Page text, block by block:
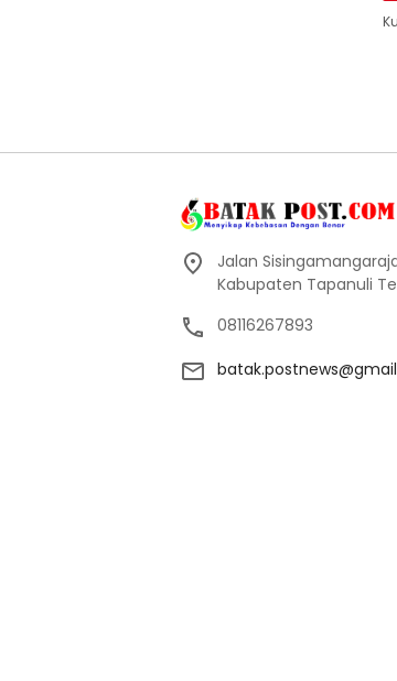
Jalan
Kabupaten Tapanuli
08116267893